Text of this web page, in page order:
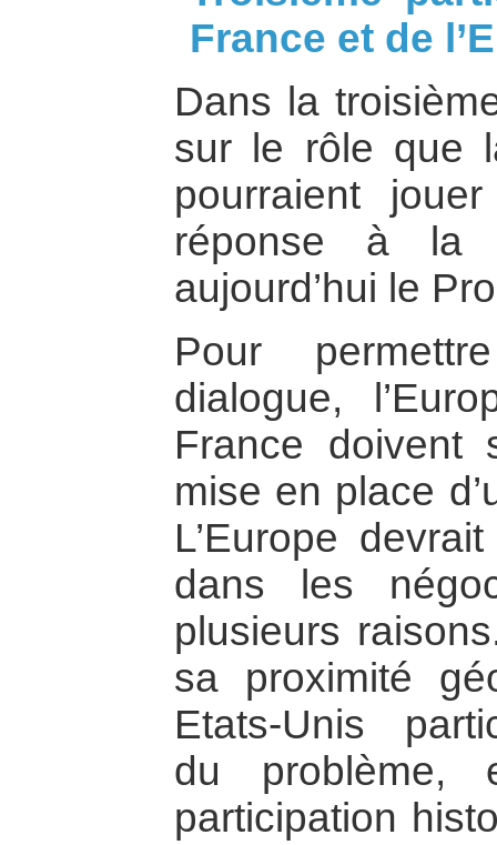
France et de
Dans la
sur le rôle que
pourraient
réponse à la
aujourd’hui le
Pour
dialogue,
France doivent
mise en place
L’Europe
dans les
plusieurs
sa proximité
Etats-Unis
du problème,
participation